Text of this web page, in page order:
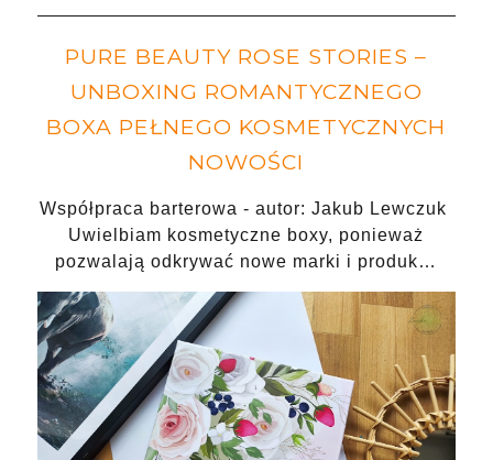
PURE BEAUTY ROSE STORIES –
UNBOXING ROMANTYCZNEGO
BOXA PEŁNEGO KOSMETYCZNYCH
NOWOŚCI
Współpraca barterowa - autor: Jakub Lewczuk
Uwielbiam kosmetyczne boxy, ponieważ
pozwalają odkrywać nowe marki i produk…